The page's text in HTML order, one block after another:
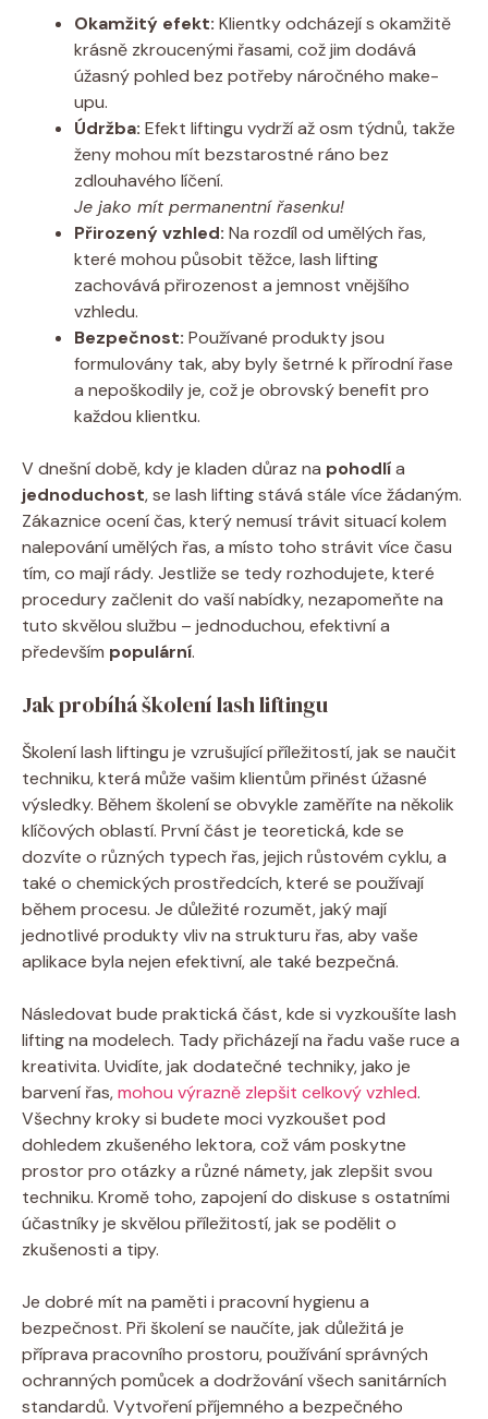
Okamžitý efekt: Klientky odcházejí s okamžitě
krásně zkroucenými řasami, což jim dodává
úžasný pohled bez potřeby náročného make-
upu.
Údržba: Efekt liftingu vydrží až osm týdnů, takže
ženy mohou mít bezstarostné ráno bez
zdlouhavého líčení.
Je jako mít permanentní řasenku!
Přirozený vzhled: Na rozdíl od umělých řas,
které mohou působit těžce, lash lifting
zachovává přirozenost a jemnost vnějšího
vzhledu.
Bezpečnost: Používané produkty jsou
formulovány tak, aby byly šetrné k přírodní řase
a nepoškodily je, což je obrovský benefit pro
každou klientku.
V dnešní době, kdy je kladen důraz na pohodlía
jednoduchost, se lash lifting stává stále více žádaným.
Zákaznice ocení čas, který nemusí trávit situací kolem
nalepování umělých řas, a místo toho strávit více času
tím, co mají rády. Jestliže se tedy rozhodujete, které
procedury začlenit do vaší nabídky, nezapomeňte na
tuto skvělou službu – jednoduchou, efektivní a
především populární.
Jak probíhá školení lash liftingu
Školení lash liftingu je vzrušující příležitostí, jak se naučit
techniku, která může vašim klientům přinést úžasné
výsledky. Během školení se obvykle zaměříte na několik
klíčových oblastí. První část je teoretická, kde se
dozvíte o různých typech řas, jejich růstovém cyklu, a
také o chemických prostředcích, které se používají
během procesu. Je důležité rozumět, jaký mají
jednotlivé produkty vliv na strukturu řas, aby vaše
aplikace byla nejen efektivní, ale také bezpečná.
Následovat bude praktická část, kde si vyzkoušíte lash
lifting na modelech. Tady přicházejí na řadu vaše ruce a
kreativita. Uvidíte, jak dodatečné techniky, jako je
barvení řas,mohou výrazně zlepšit celkový vzhled.
Všechny kroky si budete moci vyzkoušet pod
dohledem zkušeného lektora, což vám poskytne
prostor pro otázky a různé námety, jak zlepšit svou
techniku. Kromě toho, zapojení do diskuse s ostatními
účastníky je skvělou příležitostí, jak se podělit o
zkušenosti a tipy.
Je dobré mít na paměti i pracovní hygienu a
bezpečnost. Při školení se naučíte, jak důležitá je
příprava pracovního prostoru, používání správných
ochranných pomůcek a dodržování všech sanitárních
standardů. Vytvoření příjemného a bezpečného